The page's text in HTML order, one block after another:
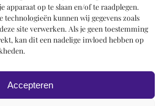
op te slaan en/of te raadplegen.
kunnen wij gegevens zoals
site verwerken. Als je geen toestemming
kan dit een nadelige invloed hebben op
Accepteren